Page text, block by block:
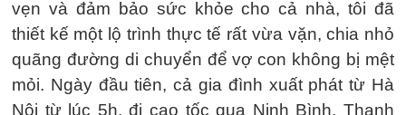
vẹn và đảm bảo sức khỏe cho cả nhà, tôi đã
thiết kế một lộ trình thực tế rất vừa vặn, chia nhỏ
quãng đường di chuyển để vợ con không bị mệt
mỏi. Ngày đầu tiên, cả gia đình xuất phát từ Hà
Nội từ lúc 5h, đi cao tốc qua Ninh Bình, Thanh